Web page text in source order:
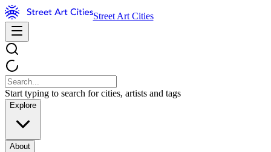
Street Art Cities
Start typing to search for cities, artists and tags
Explore
About